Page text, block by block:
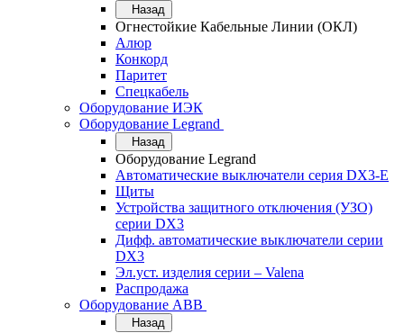
Назад
Огнестойкие Кабельные Линии (ОКЛ)
Алюр
Конкорд
Паритет
Спецкабель
Оборудование ИЭК
Оборудование Legrand
Назад
Оборудование Legrand
Автоматические выключатели серия DX3-E
Щиты
Устройства защитного отключения (УЗО)
серии DX3
Дифф. автоматические выключатели серии
DX3
Эл.уст. изделия серии – Valena
Распродажа
Оборудование АВВ
Назад